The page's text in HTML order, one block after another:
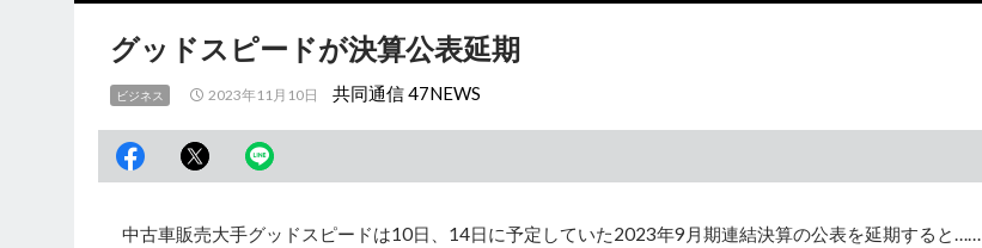
グッドスピードが決算公表延期
ビジネス 2023年11月10日 共同通信 47NEWS
中古車販売大手グッドスピードは10日、14日に予定していた2023年9月期連結決算の公表を延期すると……